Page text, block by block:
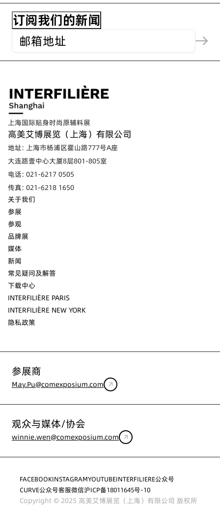
参展商
May.Pu@comexposium.com
观众与媒体/协会
winnie.wen@comexposium.com
上海国际贴身时尚原辅料展
高美艾博展览（上海）有限公司
地址: 上海市杨浦区霍山路777号A座
大连路壹中心大厦8层801-805室
电话: 021-6217 0505
传真: 021-6218 1650
关于我们
参展
参观
品牌展
媒体
新闻
常见疑问及解答
下载中心
INTERFILIÈRE PARIS
INTERFILIÈRE NEW YORK
隐私政策
FACEBOOKINSTAGRAMYOUTUBEINTERFILIERE公众号
CURVE公众号客服微信沪ICP备18011645号-10
Copyright © 2025 高美艾博展览（上海）有限公司 版权所